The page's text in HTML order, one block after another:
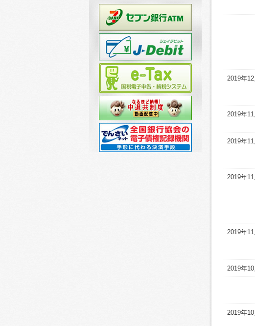
2019年
2019年11
2019年11
2019年11
2019年11
2019年
2019年